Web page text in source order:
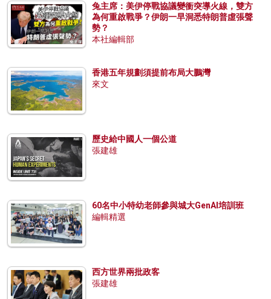
兔主席：美伊停戰協議變衝突導火線，雙方
為何重啟戰爭？伊朗一早洞悉特朗普虛張聲
勢？
本社編輯部
香港五年規劃須提前布局大鵬灣
來文
歷史給中國人一個公道
張建雄
60名中小特幼老師參與城大GenAI培訓班
編輯精選
西方世界兩批政客
張建雄